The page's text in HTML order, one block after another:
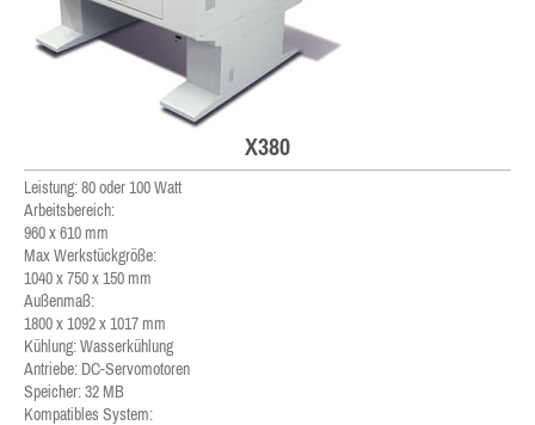
X380
Leistung: 80 oder 100 Watt
Arbeitsbereich:
960 x 610 mm
Max Werkstückgröße:
1040 x 750 x 150 mm
Außenmaß:
1800 x 1092 x 1017 mm
Kühlung: Wasserkühlung
Antriebe: DC-Servomotoren
Speicher: 32 MB
Kompatibles System: